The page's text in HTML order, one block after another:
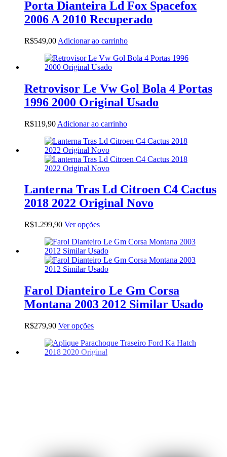
Porta Dianteira Ld Fox Spacefox
2006 A 2010 Recuperado
R$549,00 Adicionar ao carrinho
Retrovisor Le Vw Gol Bola 4 Portas
1996 2000 Original Usado
R$119,90 Adicionar ao carrinho
Lanterna Tras Ld Citroen C4 Cactus
2018 2022 Original Novo
R$1.299,90 Ver opçõesEste
tem
várias
variantes.
As
podem
ser
escolhidas
produto
Farol Dianteiro Le Gm Corsa
Montana 2003 2012 Similar Usado
R$279,90 Ver opçõesEste
tem
várias